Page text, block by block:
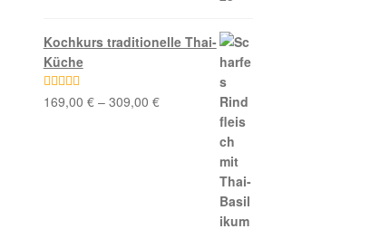
Kochkurs traditionelle Thai-
Küche
Bewertet mit
169,00 €– 309,00 €